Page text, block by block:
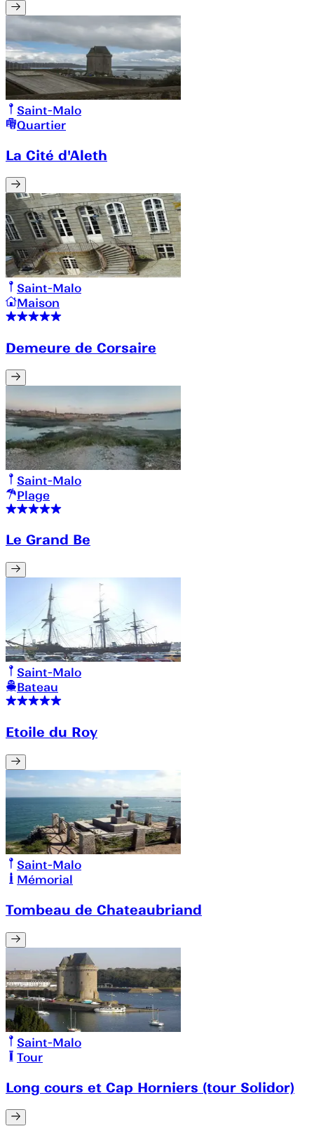
Saint-Malo
Quartier
La Cité d'Aleth
Saint-Malo
Maison
Demeure de Corsaire
Saint-Malo
Plage
Le Grand Be
Saint-Malo
Bateau
Etoile du Roy
Saint-Malo
Mémorial
Tombeau de Chateaubriand
Saint-Malo
Tour
Long cours et Cap Horniers (tour Solidor)